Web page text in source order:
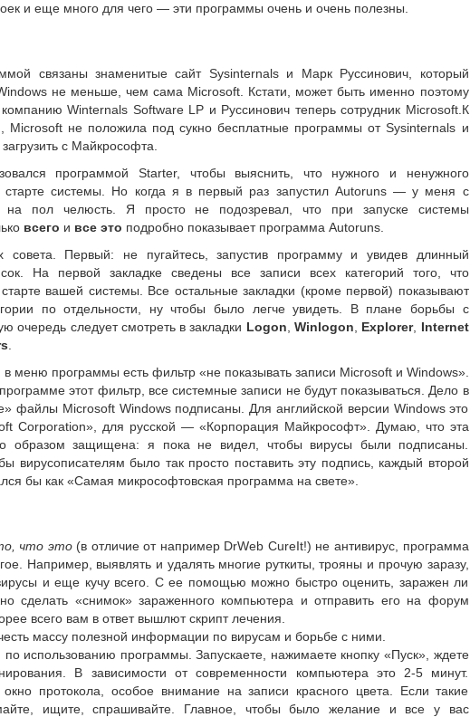
и еще много для чего — эти программы очень и очень полезны.
связаны знаменитые сайт Sysinternals и Марк Руссинович, который
не меньше, чем сама Microsoft. Кстати, может быть именно поэтому
Winternals Software LP и Руссинович теперь сотрудник Microsoft.К
Microsoft не положила под сукно бесплатные программы от Sysinternals и
с Майкрософта.
программой Starter, чтобы выяснить, что нужного и ненужного
старте системы. Но когда я в первый раз запустил Autoruns — у меня с
на пол челюсть. Я просто не подозревал, что при запуске системы
всего и все это подробно показывает программа Autoruns.
совета. Первый: не пугайтесь, запустив программу и увидев длинный
На первой закладке сведены все записи всех категорий того, что
старте вашей системы. Все остальные закладки (кроме первой) показывают
по отдельности, ну чтобы было легче увидеть. В плане борьбы с
очередь следует смотреть в закладки Logon Winlogon Explorer, Internet
в меню программы есть фильтр «не показывать записи Microsoft и Windows».
этот фильтр, все системные записи не будут показываться. Дело в
файлы Microsoft Windows подписаны. Для английской версии Windows это
Corporation», для русской — «Корпорация Майкрософт». Думаю, что эта
образом защищена: я пока не видел, чтобы вирусы были подписаны.
вирусописателям было так просто поставить эту подпись, каждый второй
бы как «Самая микрософтовская программа на свете».
что это(в отличие от например DrWeb CureIt!) не антивирус, программа
Например, выявлять и удалять многие руткиты, трояны и прочую заразу,
и еще кучу всего. С ее помощью можно быстро оценить, заражен ли
сделать «снимок» зараженного компьютера и отправить его на форум
всего вам в ответ вышлют скрипт лечения.
массу полезной информации по вирусам и борьбе с ними.
по использованию программы. Запускаете, нажимаете кнопку «Пуск», ждете
В зависимости от современности компьютера это 2-5 минут.
окно протокола, особое внимание на записи красного цвета. Если такие
ищите, спрашивайте. Главное, чтобы было желание и все у вас